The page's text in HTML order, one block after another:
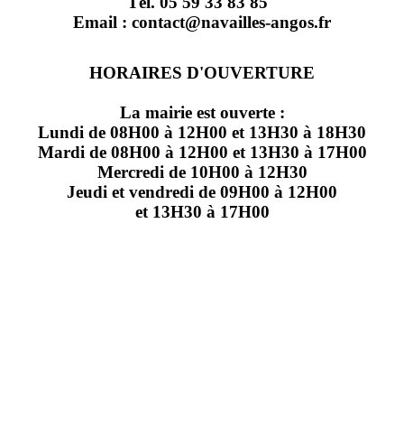
Email : contact@navailles-angos.fr
HORAIRES D'OUVERTURE
La mairie est ouverte :
Lundi de 08H00 à 12H00 et 13H30 à 18H30
Mardi de 08H00 à 12H00 et 13H30 à 17H00
Mercredi de 10H00 à 12H30
Jeudi et vendredi de 09H00 à 12H00
et 13H30 à 17H00